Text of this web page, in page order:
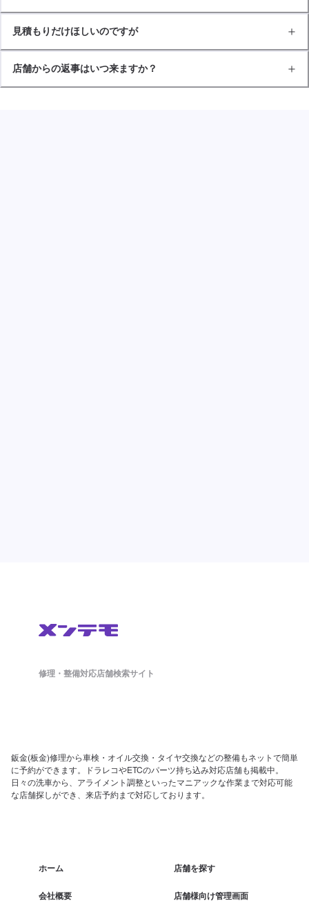
見積もりだけほしいのですが
店舗からの返事はいつ来ますか？
修理・整備対応店舗検索サイト
鈑金(板金)修理から車検・オイル交換・タイヤ交換などの整備もネットで簡単
に予約ができます。ドラレコやETCのパーツ持ち込み対応店舗も掲載中。
日々の洗車から、アライメント調整といったマニアックな作業まで対応可能
な店舗探しができ、来店予約まで対応しております。
ホーム 店舗を探す
会社概要 店舗様向け管理画面